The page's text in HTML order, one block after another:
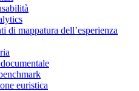
di mappatura dell’esperienza
euristica